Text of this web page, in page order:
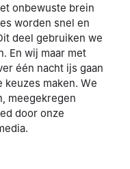
onbewuste brein
worden snel en
deel gebruiken we
En wij maar met
één nacht ijs gaan
maken. We
meegekregen
door onze